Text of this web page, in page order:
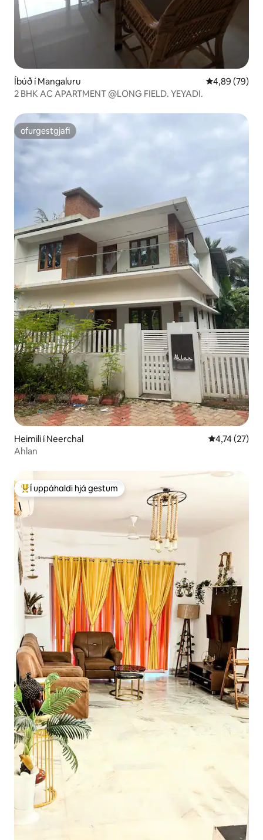
Íbúð í Mangaluru 4,89 af 5 í
4,89 (79)
2 BHK AC APARTMENT @LONG FIELD. YEYADI.
ofurgestgjafi
ofurgestgjafi
Heimili í Neerchal 4,74 af 5 í
4,74 (27)
Ahlan
Í mestu uppáhaldi hjá gestum
Í uppáhaldi hjá gestum